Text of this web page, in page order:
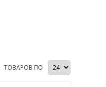
ТОВАРОВ ПО